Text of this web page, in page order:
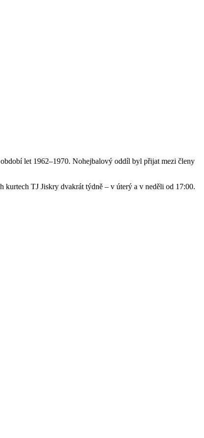
let 1962–1970. Nohejbalový oddíl byl přijat mezi členy
kurtech TJ Jiskry dvakrát týdně – v úterý a v neděli od 17:00.